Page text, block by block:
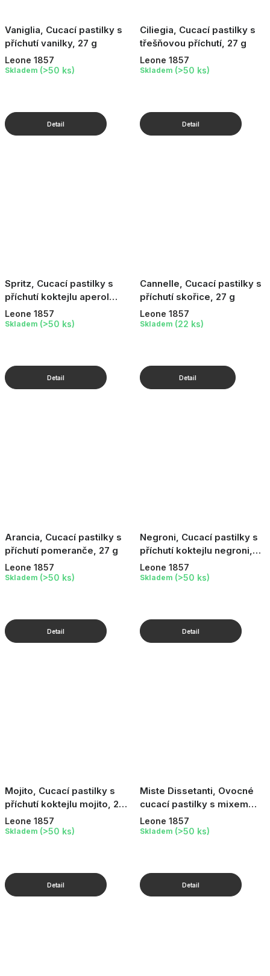
Vaniglia, Cucací pastilky s
příchutí vanilky, 27 g
Leone 1857
Skladem (>50 ks)
Ciliegia, Cucací pastilky s
třešňovou příchutí, 27 g
Leone 1857
Skladem (>50 ks)
Spritz, Cucací pastilky s
příchutí koktejlu aperol
spritz, 27 g
Leone 1857
Skladem (>50 ks)
Cannelle, Cucací pastilky s
příchutí skořice, 27 g
Leone 1857
Skladem (22 ks)
Arancia, Cucací pastilky s
příchutí pomeranče, 27 g
Leone 1857
Skladem (>50 ks)
Negroni, Cucací pastilky s
příchutí koktejlu negroni,
27 g
Leone 1857
Skladem (>50 ks)
Mojito, Cucací pastilky s
příchutí koktejlu mojito, 27
g
Leone 1857
Skladem (>50 ks)
Miste Dissetanti, Ovocné
cucací pastilky s mixem
příchutí, 27 g
Leone 1857
Skladem (>50 ks)